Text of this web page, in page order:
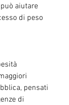
aiutare
di peso
pensati
di